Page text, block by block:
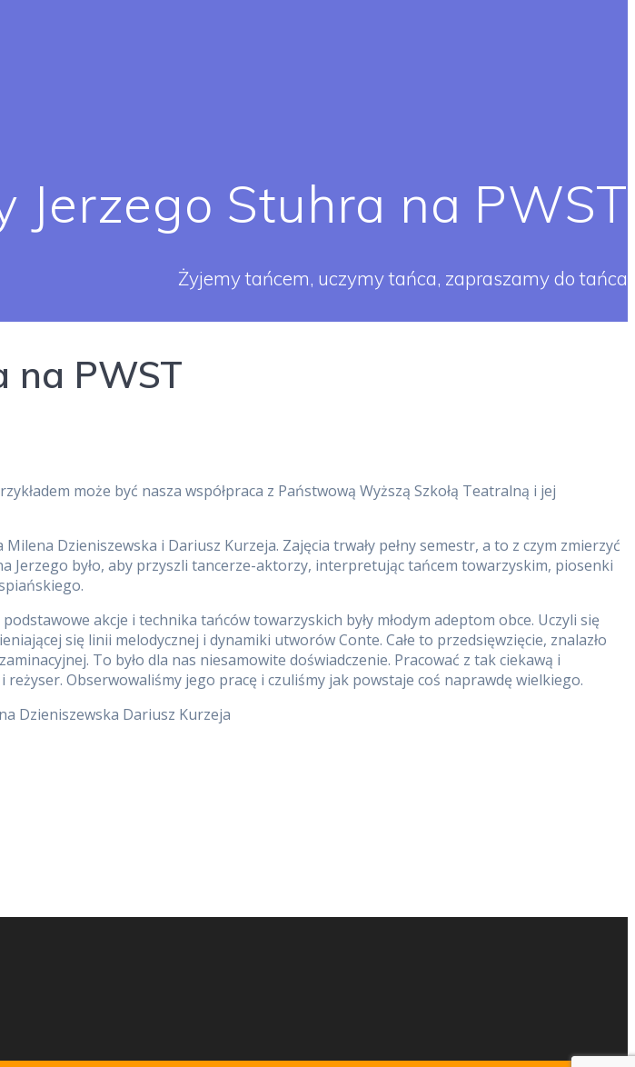
Jerzego Stuhra na PWST
Żyjemy tańcem, uczymy tańca, zapraszamy do tańca
na PWST
może być nasza współpraca z Państwową Wyższą Szkołą Teatralną i jej
Dzieniszewska i Dariusz Kurzeja. Zajęcia trwały pełny semestr, a to z czym zmierzyć
Jerzego było, aby przyszli tancerze-aktorzy, interpretując tańcem towarzyskim, piosenki
akcje i technika tańców towarzyskich były młodym adeptom obce. Uczyli się
się linii melodycznej i dynamiki utworów Conte. Całe to przedsięwzięcie, znalazło
To było dla nas niesamowite doświadczenie. Pracować z tak ciekawą i
Obserwowaliśmy jego pracę i czuliśmy jak powstaje coś naprawdę wielkiego.